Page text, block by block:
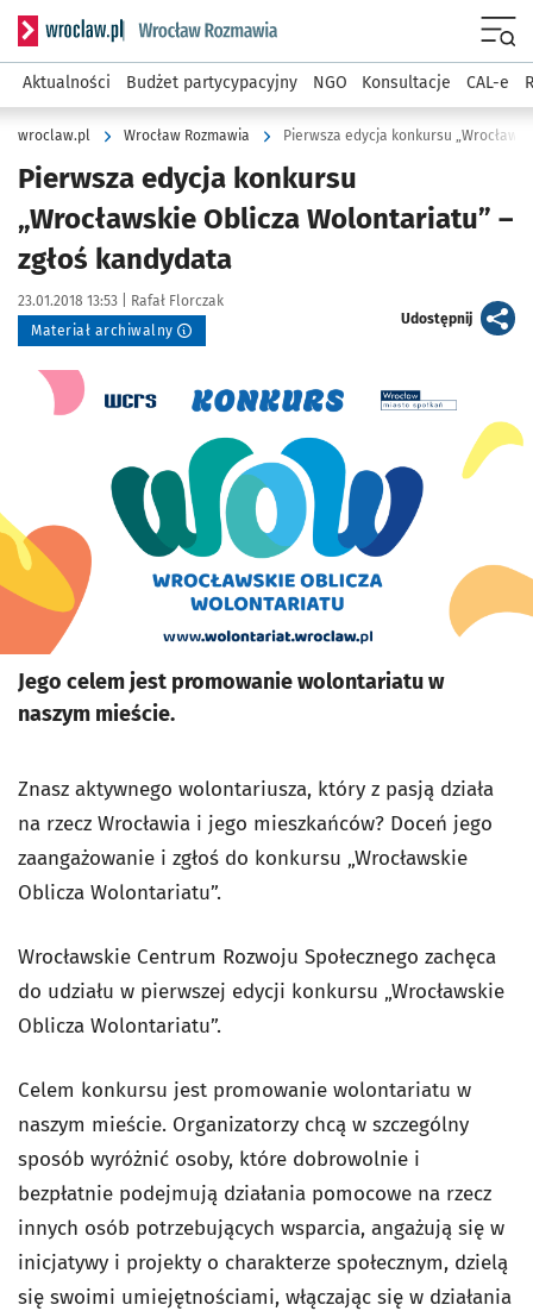
Serwis informacyjny wroclaw.pl podserwis: Rozmawia
Aktualności Budżet partycypacyjny NGO Konsultacje CAL-e
wroclaw.pl Wrocław Rozmawia Pierwsza edycja konkursu
Pierwsza edycja konkursu
„Wrocławskie Oblicza Wolontariatu” –
zgłoś kandydata
Data publikacji:
23.01.2018 13:53 | Autor:
Rafał Florczak
Materiał archiwalny
Udostępnijartykuł
Kliknij, aby powiększyć
Jego celem jest promowanie wolontariatu w
naszym mieście.
Znasz aktywnego wolontariusza, który z pasją działa
na rzecz Wrocławia i jego mieszkańców? Doceń jego
zaangażowanie i zgłoś do konkursu „Wrocławskie
Oblicza Wolontariatu”.
Wrocławskie Centrum Rozwoju Społecznego zachęca
do udziału w pierwszej edycji konkursu „Wrocławskie
Oblicza Wolontariatu”.
Celem konkursu jest promowanie wolontariatu w
naszym mieście. Organizatorzy chcą w szczególny
sposób wyróżnić osoby, które dobrowolnie i
bezpłatnie podejmują działania pomocowe na rzecz
innych osób potrzebujących wsparcia, angażują się w
inicjatywy i projekty o charakterze społecznym, dzielą
się swoimi umiejętnościami, włączając się w działania